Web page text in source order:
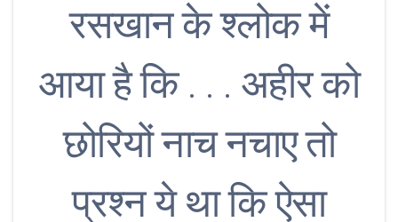
रसखान के श्लोक में
आया है कि . . . अहीर को
छोरियों नाच नचाए तो
प्रश्न ये था कि ऐसा